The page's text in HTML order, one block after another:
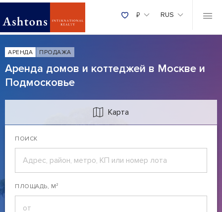
₽ RUS
АРЕНДА ПРОДАЖА
Аренда домов и коттеджей в Москве и
Подмосковье
Карта
ПОИСК
ПЛОЩАДЬ, М²